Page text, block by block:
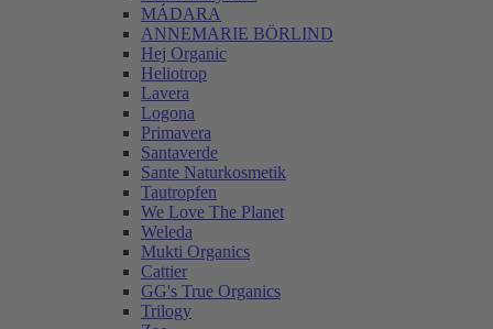
MÁDARA
ANNEMARIE BÖRLIND
Hej Organic
Heliotrop
Lavera
Logona
Primavera
Santaverde
Sante Naturkosmetik
Tautropfen
We Love The Planet
Weleda
Mukti Organics
Cattier
GG's True Organics
Trilogy